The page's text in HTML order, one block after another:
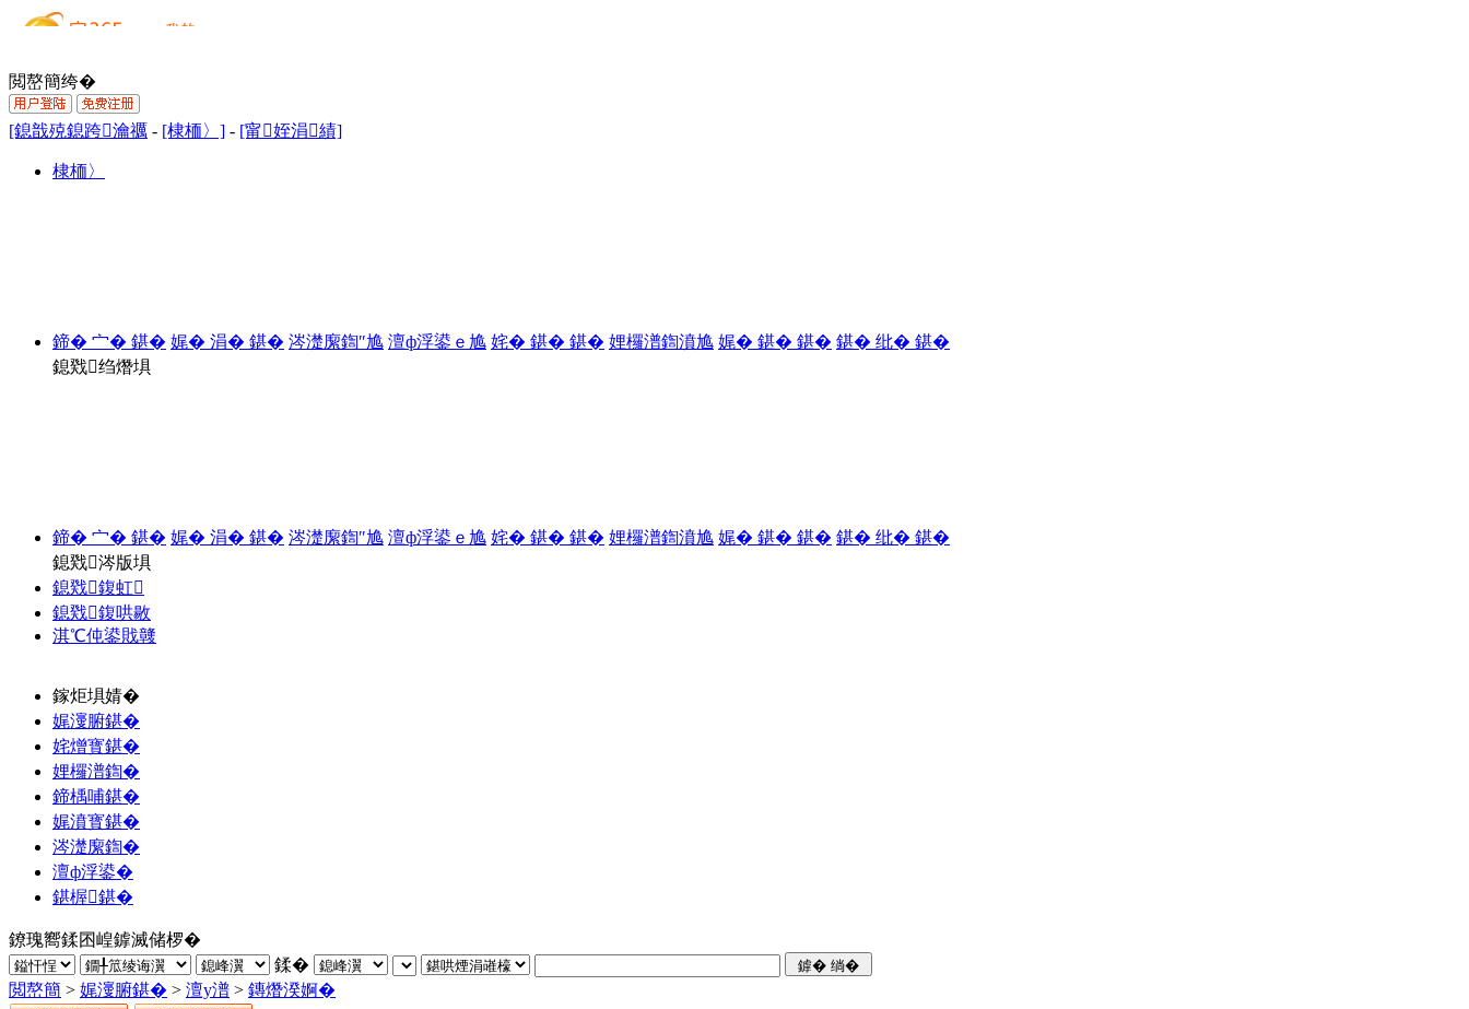
閲嶅簡绔�
[鎴戠殑鎴跨瀹禲 - [棣栭〉] - [甯姪涓績]
棣栭〉
鍗� 宀� 鍖� 娓� 涓� 鍖� 涔濋緳鍧″尯 澶ф浮鍙ｅ尯 姹� 鍖� 鍖� 娌欏潽鍧濆尯 娓� 鍖� 鍖� 鍖� 纰� 鍖�
鎴戣绉熸埧
鍗� 宀� 鍖� 娓� 涓� 鍖� 涔濋緳鍧″尯 澶ф浮鍙ｅ尯 姹� 鍖� 鍖� 娌欏潽鍧濆尯 娓� 鍖� 鍖� 鍖� 纰� 鍖�
鎴戣涔版埧
鎴戣鍑虹
鎴戣鍑哄敭
淇℃伅鍙戝竷
鎵炬埧婧�
娓濅腑鍖�
姹熷寳鍖�
娌欏潽鍧�
鍗楀哺鍖�
娓濆寳鍖�
涔濋緳鍧�
澶ф浮鍙�
鍖楃鍖�
鐐瑰嚮鍒囨崲鎼滅储椤�
鍒�
閲嶅簡 > 娓濅腑鍖� > 澶у潽 > 鏄熸湀婀�